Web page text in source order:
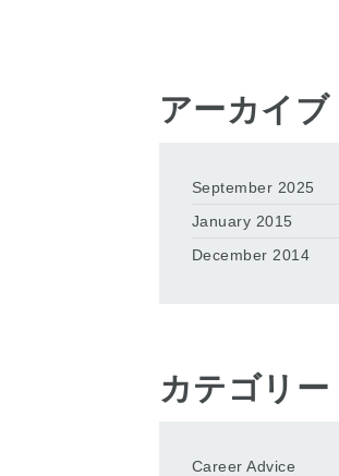
アーカイブ
September 2025
January 2015
December 2014
カテゴリー
Career Advice